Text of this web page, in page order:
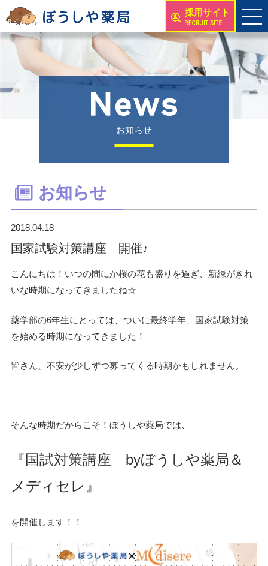
採用サイト
お知らせ
お知らせ
2018.04.18
国家試験対策講座 開催♪
こんにちは！いつの間にか桜の花も盛りを過ぎ、新緑がきれ
いな時期になってきましたね☆
薬学部の6年生にとっては、ついに最終学年、国家試験対策
を始める時期になってきました！
皆さん、不安が少しずつ募ってくる時期かもしれません。
そんな時期だからこそ！ぼうしや薬局では、
『国試対策講座 byぼうしや薬局＆
メディセレ』
を開催します！！